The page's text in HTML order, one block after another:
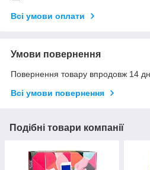
Всі умови оплати
Умови повернення
Повернення товару впродовж 14
Всі умови повернення
Подібні товари компанії